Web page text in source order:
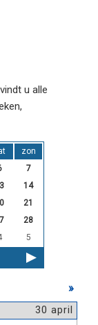
u alle
zon
7
14
21
28
5
»
30 april